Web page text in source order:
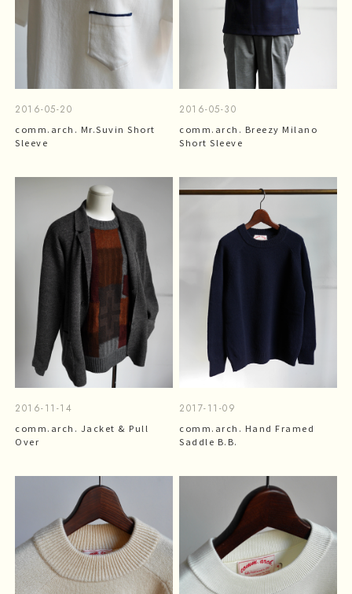
2016-05-20
comm.arch. Mr.Suvin Short
Sleeve
2016-05-30
comm.arch. Breezy Milano
Short Sleeve
2016-11-14
comm.arch. Jacket & Pull
Over
2017-11-09
comm.arch. Hand Framed
Saddle B.B.